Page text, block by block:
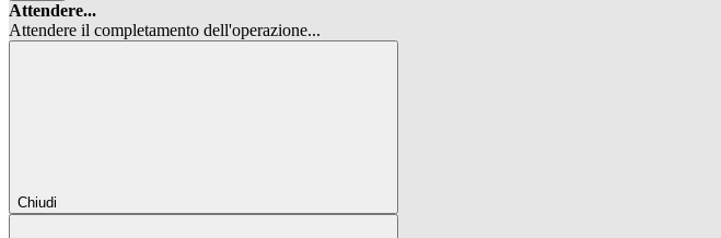
Attendere...
Attendere il completamento dell'operazione...
Chiudi